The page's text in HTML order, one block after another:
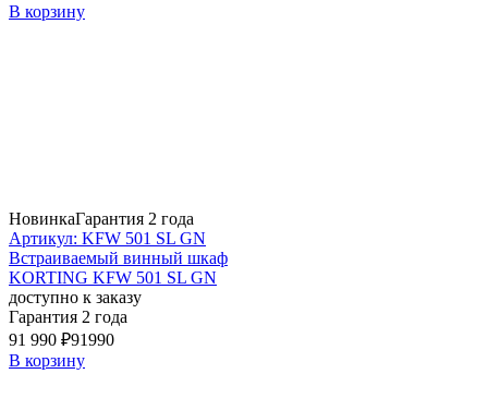
В корзину
НовинкаГарантия 2 года
Артикул: KFW 501 SL GN
Встраиваемый винный шкаф
KORTING KFW 501 SL GN
доступно к заказу
Гарантия 2 года
91 990 ₽91990
В корзину